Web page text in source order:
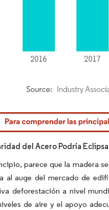
Intelligence. El uso requiere
del Acero Podría
parece que la madera
al auge del mercado de
deforestación a nivel
de aire y el apoyo